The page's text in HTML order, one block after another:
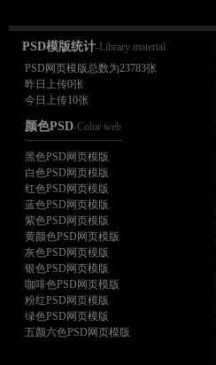
PSD模版统计-Library material
PSD网页模版总数为23783张
昨日上传0张
今日上传10张
颜色PSD-Color web
黑色PSD网页模版
白色PSD网页模版
红色PSD网页模版
蓝色PSD网页模版
紫色PSD网页模版
黄颜色PSD网页模版
灰色PSD网页模版
银色PSD网页模版
咖啡色PSD网页模版
粉红PSD网页模版
绿色PSD网页模版
五颜六色PSD网页模版